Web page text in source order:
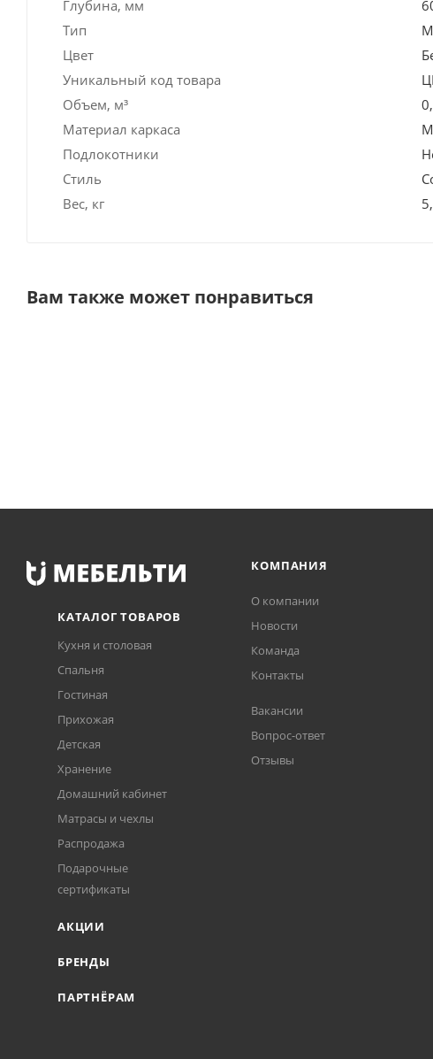
Глубина, мм
Тип
Цвет
Уникальный код товара
Объем, м³
Материал каркаса
Подлокотники
Стиль
Вес, кг
Вам также может понравиться
КАТАЛОГ ТОВАРОВ
Кухня и столовая
Спальня
Гостиная
Прихожая
Детская
Хранение
Домашний кабинет
Матрасы и чехлы
Распродажа
Подарочные
сертификаты
АКЦИИ
БРЕНДЫ
ПАРТНЁРАМ
КОМПАНИЯ
О компании
Новости
Команда
Контакты
Вакансии
Вопрос-ответ
Отзывы